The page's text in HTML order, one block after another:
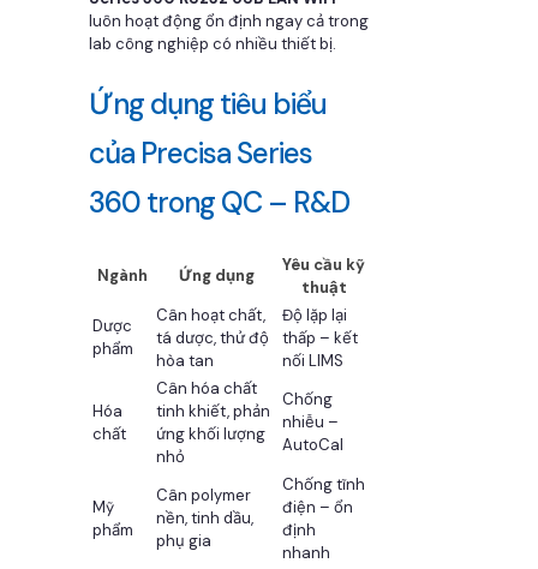
luôn hoạt động ổn định ngay cả trong
lab công nghiệp có nhiều thiết bị.
Ứng dụng tiêu biểu
của Precisa Series
360 trong QC – R&D
Ngành Ứng dụng
Yêu cầu kỹ
thuật
Dược
phẩm
Cân hoạt chất,
tá dược, thử độ
hòa tan
Độ lặp lại
thấp – kết
nối LIMS
Hóa
chất
Cân hóa chất
tinh khiết, phản
ứng khối lượng
nhỏ
Chống
nhiễu –
AutoCal
Mỹ
phẩm
Cân polymer
nền, tinh dầu,
phụ gia
Chống tĩnh
điện – ổn
định
nhanh